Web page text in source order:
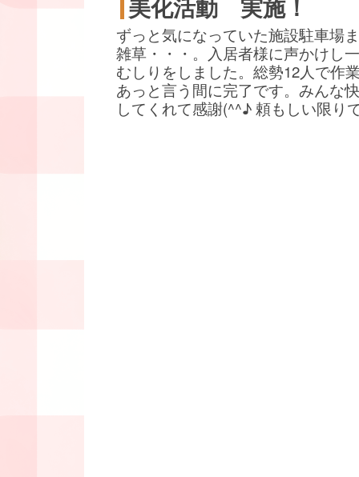
美化活動 実施！
ずっと気になっていた施設駐車場
雑草・・・。入居者様に声かけし
むしりをしました。総勢12人で作
あっと言う間に完了です。みんな
してくれて感謝(^^♪ 頼もしい限り